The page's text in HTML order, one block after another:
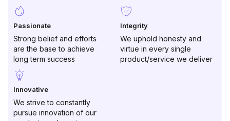
Passionate
Strong belief and efforts
are the base to achieve
long term success
Integrity
We uphold honesty and
virtue in every single
product/service we deliver
Innovative
We strive to constantly
pursue innovation of our